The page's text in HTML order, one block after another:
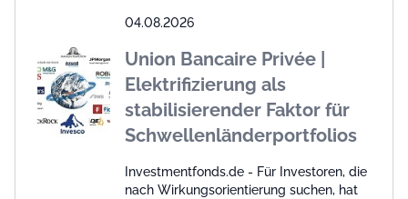
04.08.2026
Union Bancaire Privée |
Elektrifizierung als
stabilisierender Faktor für
Schwellenländerportfolios
Investmentfonds.de - Für Investoren, die
nach Wirkungsorientierung suchen, hat